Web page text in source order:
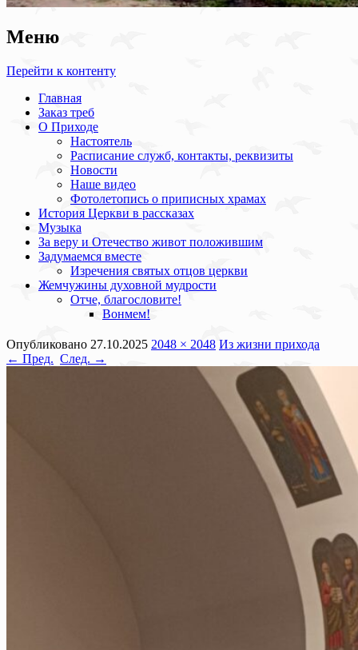
Меню
Перейти к контенту
Главная
Заказ треб
О Приходе
Настоятель
Расписание служб, контакты, реквизиты
Новости
Наше видео
Фотолетопись о приписных храмах
История Церкви в рассказах
Музыка
За веру и Отечество живот положившим
Задумаемся вместе
Изречения святых отцов церкви
Жемчужины духовной мудрости
Отче, благословите!
Вонмем!
Опубликовано 27.10.2025 2048 × 2048 Из жизни прихода
← Пред. След. →